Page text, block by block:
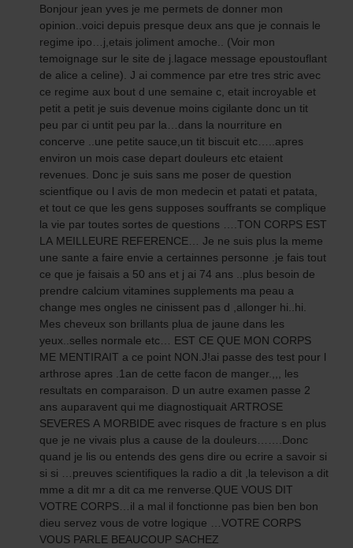
Bonjour jean yves je me permets de donner mon
opinion..voici depuis presque deux ans que je connais le
regime ipo…j,etais joliment amoche.. (Voir mon
temoignage sur le site de j.lagace message epoustouflant
de alice a celine). J ai commence par etre tres stric avec
ce regime aux bout d une semaine c, etait incroyable et
petit a petit je suis devenue moins cigilante donc un tit
peu par ci untit peu par la…dans la nourriture en
concerve ..une petite sauce,un tit biscuit etc…..apres
environ un mois case depart douleurs etc etaient
revenues. Donc je suis sans me poser de question
scientfique ou l avis de mon medecin et patati et patata,
et tout ce que les gens supposes souffrants se complique
la vie par toutes sortes de questions ….TON CORPS EST
LA MEILLEURE REFERENCE… Je ne suis plus la meme
une sante a faire envie a certainnes personne .je fais tout
ce que je faisais a 50 ans et j ai 74 ans ..plus besoin de
prendre calcium vitamines supplements ma peau a
change mes ongles ne cinissent pas d ,allonger hi..hi.
Mes cheveux son brillants plua de jaune dans les
yeux..selles normale etc… EST CE QUE MON CORPS
ME MENTIRAIT a ce point NON.J!ai passe des test pour l
arthrose apres .1an de cette facon de manger.,,, les
resultats en comparaison. D un autre examen passe 2
ans auparavent qui me diagnostiquait ARTROSE
SEVERES A MORBIDE avec risques de fracture s en plus
que je ne vivais plus a cause de la douleurs…….Donc
quand je lis ou entends des gens dire ou ecrire a savoir si
si si …preuves scientifiques la radio a dit ,la televison a dit
mme a dit mr a dit ca me renverse.QUE VOUS DIT
VOTRE CORPS…il a mal il fonctionne pas bien ben bon
dieu servez vous de votre logique …VOTRE CORPS
VOUS PARLE BEAUCOUP SACHEZ